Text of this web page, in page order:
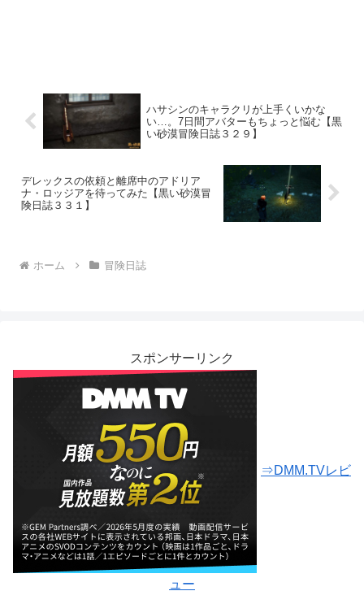
ハサシンのキャラクリが上手くいかな
い…。7日間アバターもちょっと悩む【黒
い砂漠冒険日誌３２９】
デレックスの依頼と離席中のアドリア
ナ・ロッジアを待ってみた【黒い砂漠冒
険日誌３３１】
ホーム 冒険日誌
スポンサーリンク
⇒DMM.TVレビ
ュー